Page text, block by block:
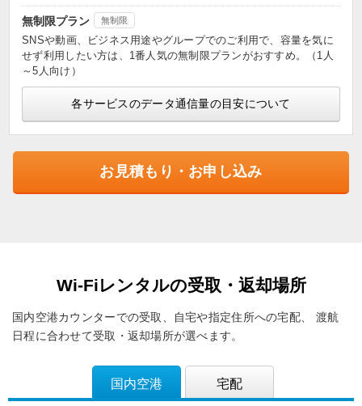
無制限プラン 無制限
SNSや動画、ビジネス用途やグループでのご利用で、容量を気に
せず利用したい方は、1番人気の無制限プランがおすすめ。（1人
～5人向け）
各サービスのデータ通信量の目安について
お見積もり・お申し込み
Wi-Fiレンタルの受取・返却場所
国内空港カウンターでの受取、自宅や指定住所への宅配、
渡航
日程に合わせて受取・返却場所が選べます。
国内空港 宅配